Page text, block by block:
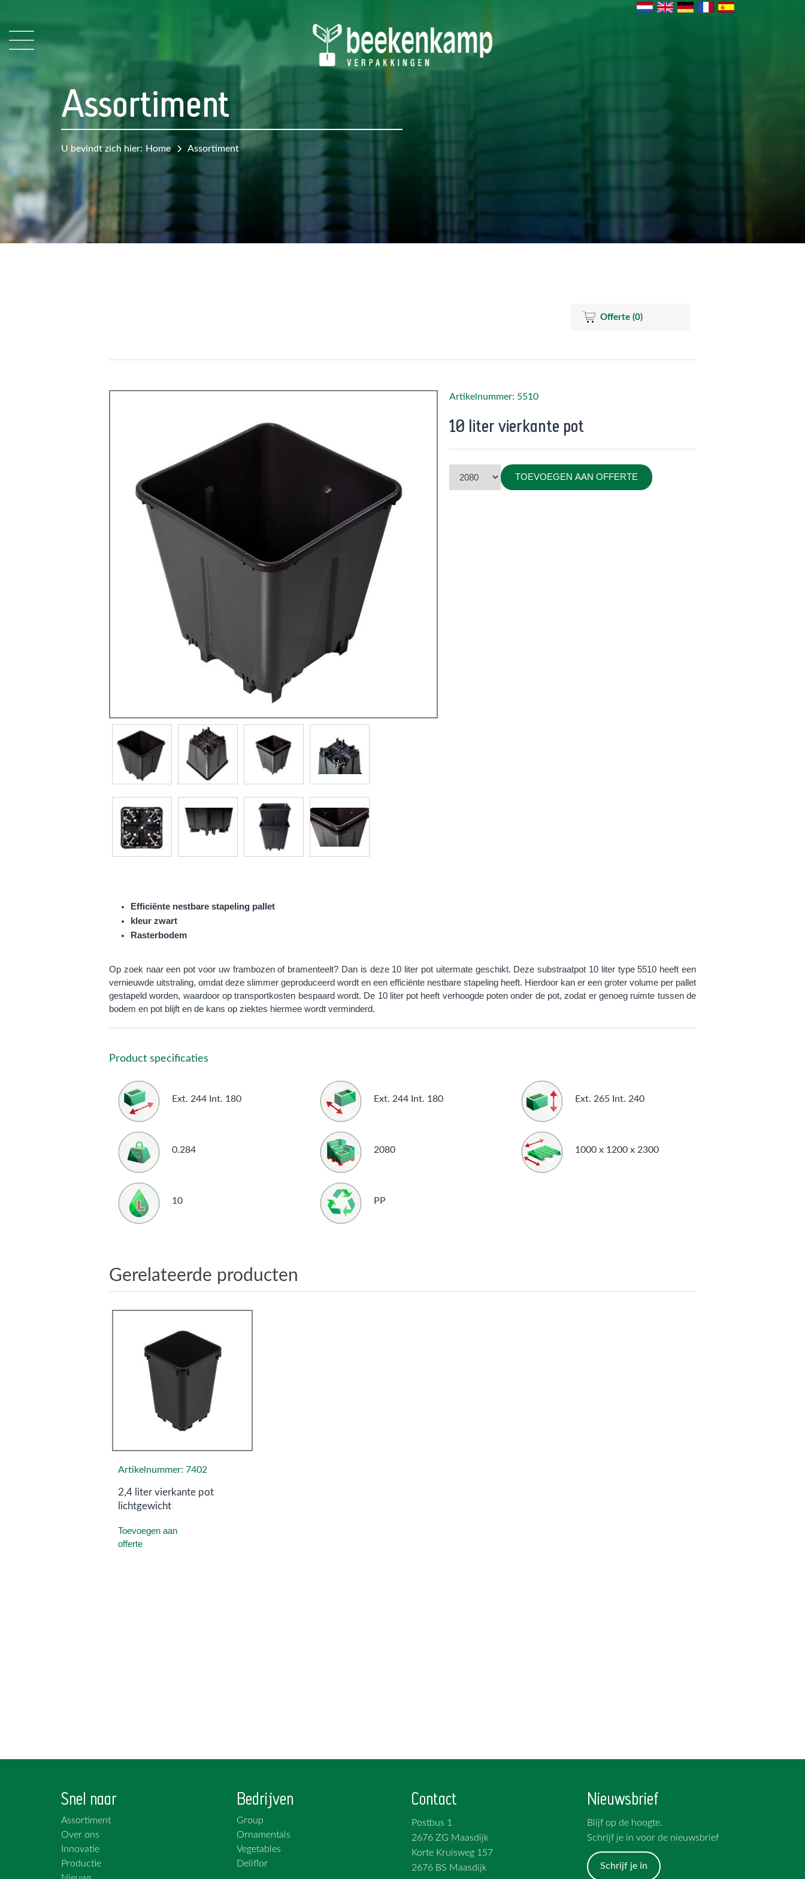
Assortiment
U bevindt zich hier: Home Assortiment
Offerte (0)
Artikelnummer: 5510
10 liter vierkante pot
TOEVOEGEN AAN OFFERTE
Efficiënte nestbare stapeling pallet
kleur zwart
Rasterbodem
Op zoek naar een pot voor uw frambozen of bramenteelt? Dan is deze 10 liter pot uitermate geschikt. Deze substraatpot 10 liter type 5510 heeft een
vernieuwde uitstraling, omdat deze slimmer geproduceerd wordt en een efficiënte nestbare stapeling heeft. Hierdoor kan er een groter volume per pallet
gestapeld worden, waardoor op transportkosten bespaard wordt. De 10 liter pot heeft verhoogde poten onder de pot, zodat er genoeg ruimte tussen de
bodem en pot blijft en de kans op ziektes hiermee wordt verminderd.
Product specificaties
Ext. 244 Int. 180 Ext. 244 Int. 180 Ext. 265 Int. 240
0.284 2080 1000 x 1200 x 2300
10 PP
Gerelateerde producten
Artikelnummer: 7402
2,4 liter vierkante pot
lichtgewicht
Toevoegen aan
offerte
Snel naar
Assortiment
Over ons
Innovatie
Productie
Bedrijven
Group
Ornamentals
Vegetables
Deliflor
Contact
Postbus 1
2676 ZG Maasdijk
Korte Kruisweg 157
2676 BS Maasdijk
Nieuwsbrief
Blijf op de hoogte.
Schrijf je in voor de nieuwsbrief
Schrijf je in